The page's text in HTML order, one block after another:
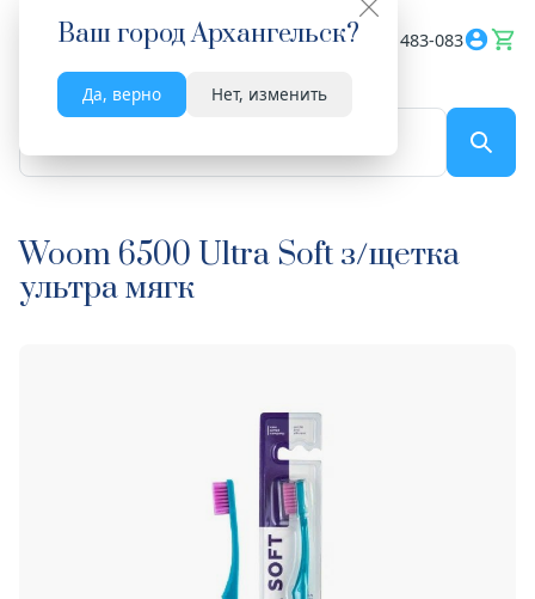
Ваш городАрхангельск?
Да, верно Нет, изменить
Весь сайт 8182 483-083
Woom 6500 Ultra Soft з/щетка
ультра мягк